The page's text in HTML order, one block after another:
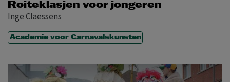
Roiteklasjen voor jongeren
Inge Claessens
Academie voor Carnavalskunsten